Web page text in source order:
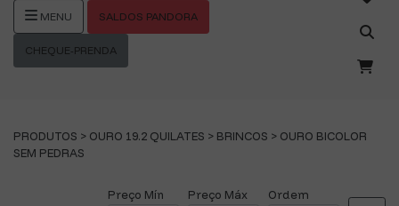
MENU SALDOS PANDORA
CHEQUE-PRENDA
PRODUTOS > OURO 19.2 QUILATES > BRINCOS > OURO BICOLOR
SEM PEDRAS
Preço Mín Preço Máx Ordem